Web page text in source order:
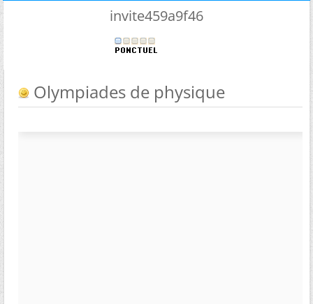
invite459a9f46
Olympiades de physique